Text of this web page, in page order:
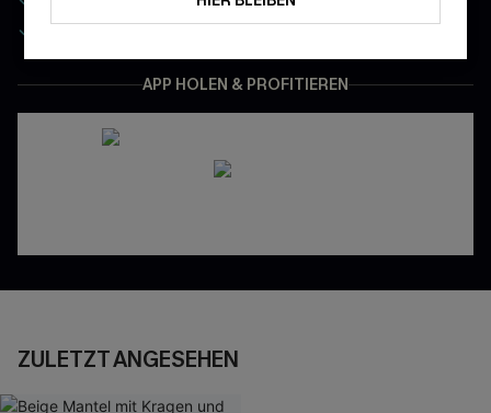
Gratis Versand für NeukundInnen
APP HOLEN & PROFITIEREN
ZULETZT ANGESEHEN